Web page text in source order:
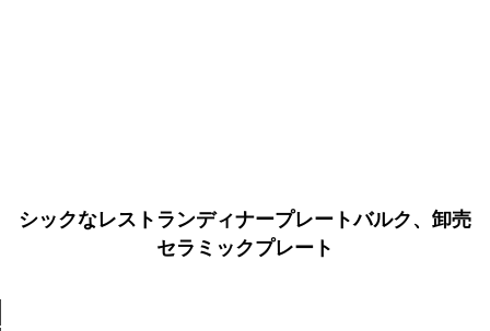
シックなレストランディナープレートバルク、卸売
セラミックプレート